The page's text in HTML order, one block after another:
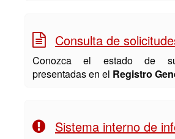
Consulta de
Conozca el estado de
presentadas en el Registro
Sistema interno de